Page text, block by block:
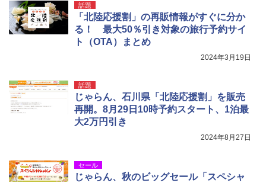
話題
「北陸応援割」の再販情報がすぐに分か
る！ 最大50％引き対象の旅行予約サイ
ト（OTA）まとめ
2024年3月19日
話題
じゃらん、石川県「北陸応援割」を販売
再開。8月29日10時予約スタート、1泊最
大2万円引き
2024年8月27日
セール
じゃらん、秋のビッグセール「スペシャ